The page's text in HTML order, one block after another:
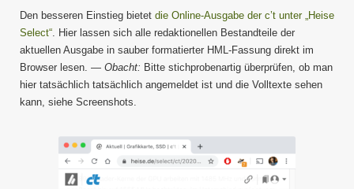
Den besseren Einstieg bietet die Online-Ausgabe der c’t unter „Heise
Select“. Hier lassen sich alle redaktionellen Bestandteile der
aktuellen Ausgabe in sauber formatierter HML-Fassung direkt im
Browser lesen. — Obacht: Bitte stichprobenartig überprüfen, ob man
hier tatsächlich tatsächlich angemeldet ist und die Volltexte sehen
kann, siehe Screenshots.